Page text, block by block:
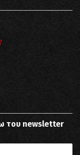
του newsletter